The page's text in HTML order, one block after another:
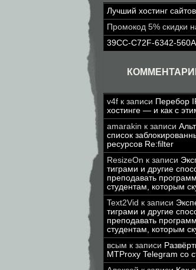
Лучший хостинг
Промокод 5% скидки
39CC-C72F-6342-560A
v4f к записи Перебор
хостинге — и как с
amarakin к записи
список
ресурсов Re:filter
ResizeOn к записи
тиграми и другие
преподавать
студентам, которым
Text2Vid к записи
тиграми и другие
преподавать
студентам, которым
всым к записи
MTProxy Telegram со